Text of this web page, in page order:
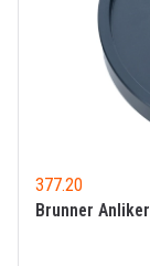
377.20
Brunner Anliker